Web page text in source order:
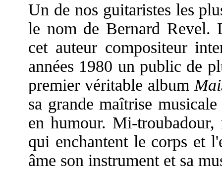
Un de nos guitaristes les
le nom de Bernard Revel.
cet auteur compositeur
années 1980 un public de
premier véritable album
sa grande maîtrise
en humour. Mi-
qui enchantent le corps et
âme son instrument et sa